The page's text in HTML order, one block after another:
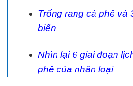
Trống rang cà phê và
biến
Nhìn lại 6 giai đoạn
phê của nhân loại